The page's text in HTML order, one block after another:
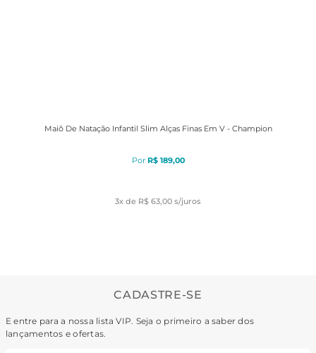
Maiô De Natação Infantil Slim Alças Finas Em V - Champion
R$ 189,00
3x de R$ 63,00 s/juros
CADASTRE-SE
E entre para a nossa lista VIP. Seja o primeiro a saber dos
lançamentos e ofertas.